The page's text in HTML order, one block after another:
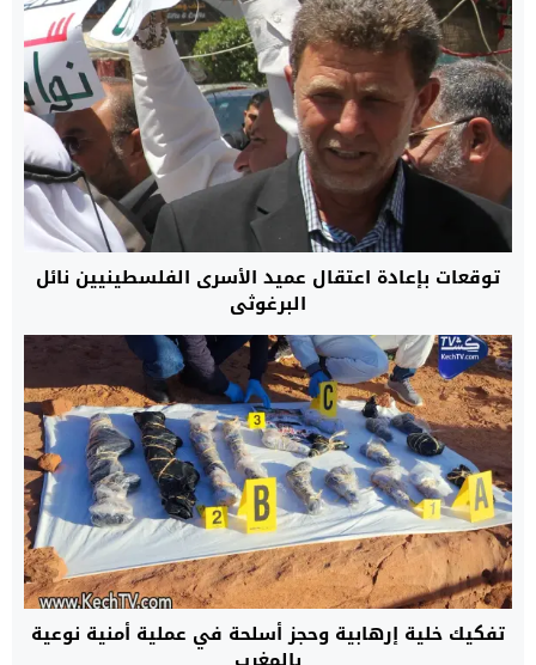
توقعات بإعادة اعتقال عميد الأسرى الفلسطينيين نائل
البرغوثي
تفكيك خلية إرهابية وحجز أسلحة في عملية أمنية نوعية